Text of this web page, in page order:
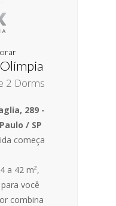
2 Dorms
289 -
/ SP
começa
a 42 m²,
você
combina